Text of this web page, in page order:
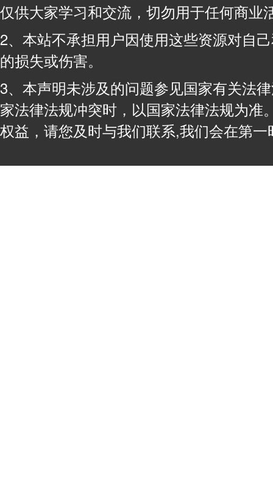
仅供大家学习和交流，切勿用于任何商业
2、本站不承担用户因使用这些资源对自
的损失或伤害。
3、本声明未涉及的问题参见国家有关法
家法律法规冲突时，以国家法律法规为准
权益，请您及时与我们联系,我们会在第